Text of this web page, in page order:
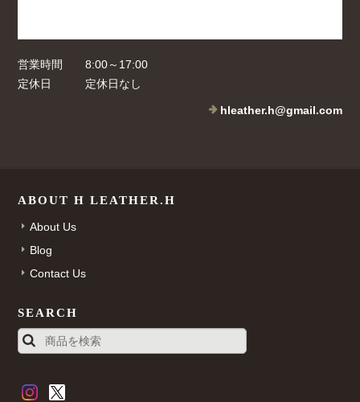
営業時間
8:00～17:00
定休日
定休日なし
hleather.h@gmail.com
ABOUT H LEATHER.H
About Us
Blog
Contact Us
SEARCH